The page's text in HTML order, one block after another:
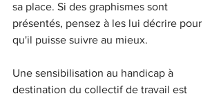
sa place. Si des graphismes sont
présentés, pensez à les lui décrire pour
qu'il puisse suivre au mieux.
Une sensibilisation au handicap à
destination du collectif de travail est